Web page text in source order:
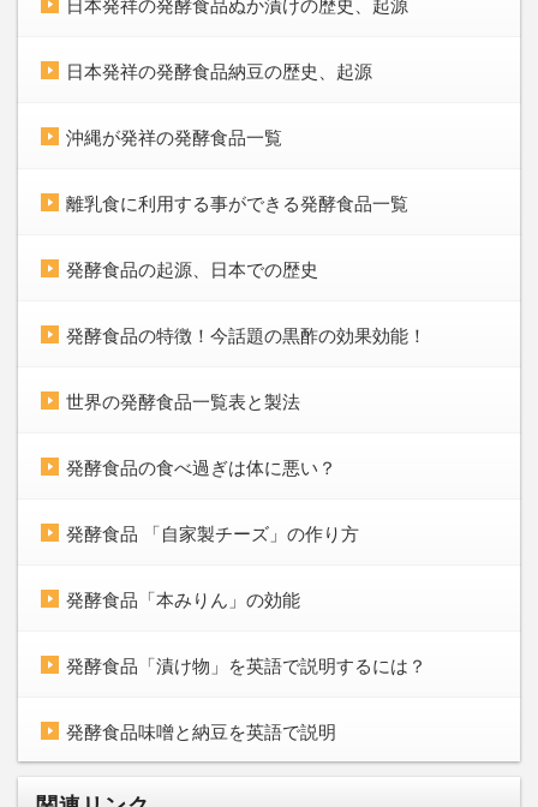
日本発祥の発酵食品ぬか漬けの歴史、起源
日本発祥の発酵食品納豆の歴史、起源
沖縄が発祥の発酵食品一覧
離乳食に利用する事ができる発酵食品一覧
発酵食品の起源、日本での歴史
発酵食品の特徴！今話題の黒酢の効果効能！
世界の発酵食品一覧表と製法
発酵食品の食べ過ぎは体に悪い？
発酵食品 「自家製チーズ」の作り方
発酵食品「本みりん」の効能
発酵食品「漬け物」を英語で説明するには？
発酵食品味噌と納豆を英語で説明